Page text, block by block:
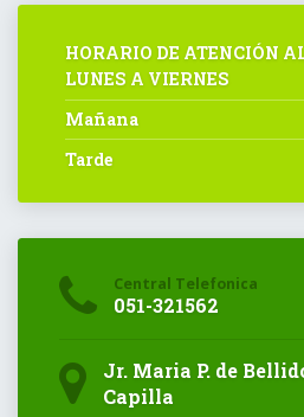
HORARIO DE ATENCIÓN
LUNES A VIERNES
Mañana
Tarde
Central Telefonica
051-321562
Jr. Maria P. de
Capilla